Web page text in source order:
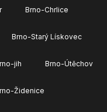
Brno-Chrlice
Brno-Starý Lískovec
jih Brno-Útěchov
Židenice